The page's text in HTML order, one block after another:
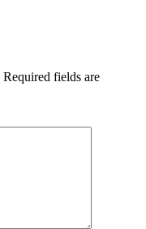
Required fields are